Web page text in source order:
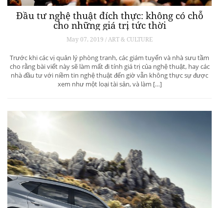
Đầu tư nghệ thuật đích thực: không có chỗ
cho những giá trị tức thời
May 07, 2019 / ART & CULTURE
Trước khi các vị quản lý phòng tranh, các giám tuyển và nhà sưu tầm
cho rằng bài viết này sẽ làm mất đi tính giá trị của nghệ thuật, hay các
nhà đầu tư với niềm tin nghệ thuật đến giờ vẫn không thực sự được
xem như một loại tài sản, và làm […]